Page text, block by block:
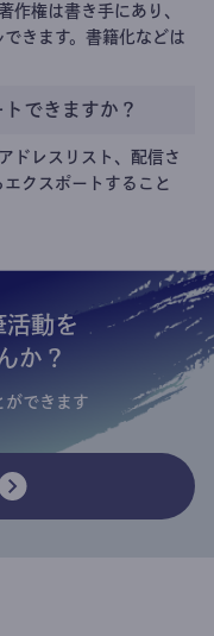
権は書き手にあり、
きます。書籍化などは
できますか？
ドレスリスト、配信さ
クスポートすること
活動を
か？
ができます